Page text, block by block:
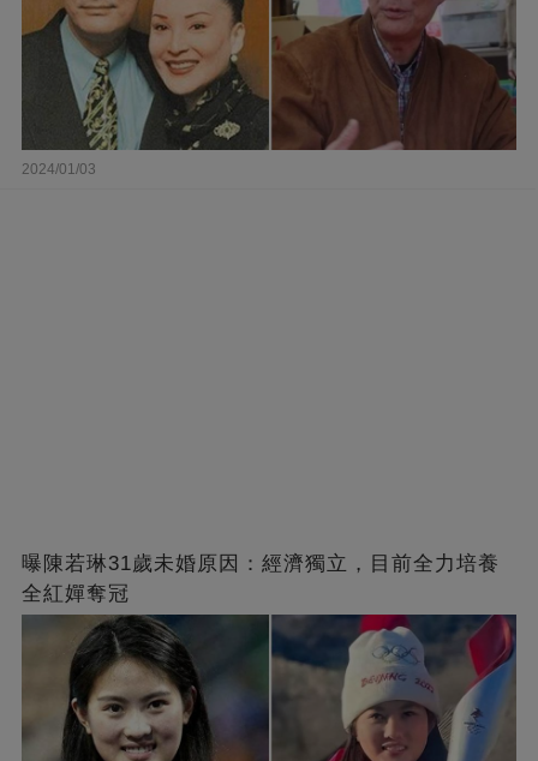
2024/01/03
曝陳若琳31歲未婚原因：經濟獨立，目前全力培養
全紅嬋奪冠